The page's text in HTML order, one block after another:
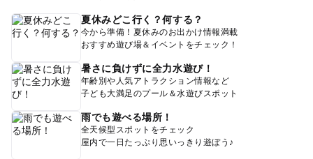
夏休みどこ行く？何する？
今から準備！夏休みのお出かけ情報満載
おすすめ遊び場＆イベントをチェック！
暑さに負けずに全力水遊び！
年齢別や人気アトラクション情報など
子ども大満足のプール＆水遊びスポット
雨でも遊べる場所！
全天候型スポットをチェック
屋内で一日たっぷり思いっきり遊ぼう♪